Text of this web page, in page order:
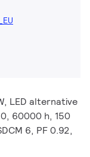
LED alternative
60000 h, 150
6, PF 0.92,